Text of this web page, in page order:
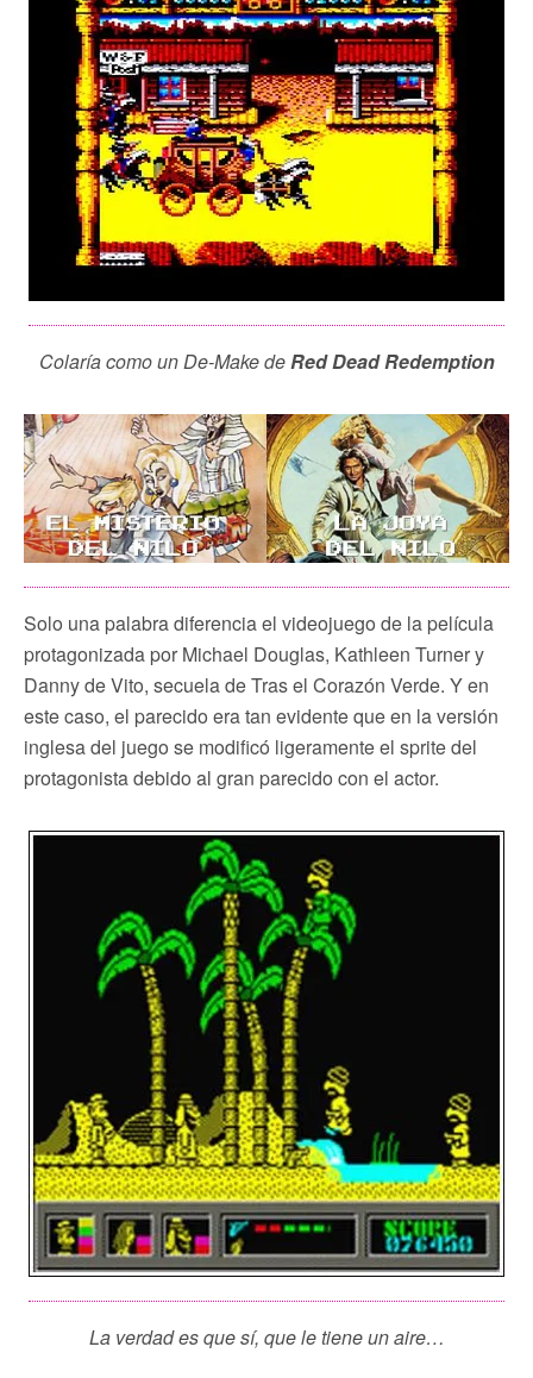
Colaría como un De-Make deRed Dead Redemption
Solo una palabra diferencia el videojuego de la película
protagonizada por Michael Douglas, Kathleen Turner y
Danny de Vito, secuela de Tras el Corazón Verde. Y en
este caso, el parecido era tan evidente que en la versión
inglesa del juego se modificó ligeramente el sprite del
protagonista debido al gran parecido con el actor.
La verdad es que sí, que le tiene un aire…